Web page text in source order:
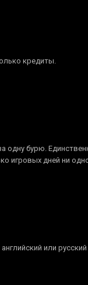
кредиты.
одну бурю.
игровых дней ни
или русский